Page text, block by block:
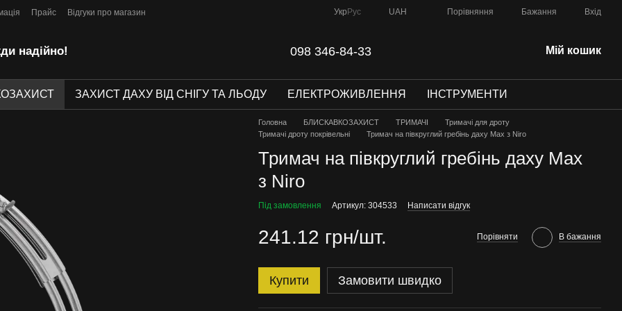
Прайс
Відгуки про магазин
Укр Рус UAH Порівняння Бажання Вхід
надійно! 098 346-84-33 Мій кошик
ЗАХИСТ ДАХУ ВІД СНІГУ ТА ЛЬОДУ ЕЛЕКТРОЖИВЛЕННЯ ІНСТРУМЕНТИ
Головна БЛИСКАВКОЗАХИСТ ТРИМАЧІ
Тримачі для дроту
Тримачі дроту покрівельні
Тримач на півкруглий гребінь даху Max з Niro
Тримач на півкруглий гребінь даху Max
з Niro
Під замовлення Артикул: 304533 Написати відгук
241.12 грн/шт. Порівняти В бажання
Купити Замовити швидко